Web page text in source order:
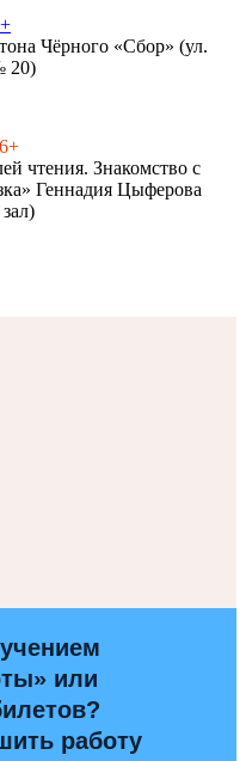
Чёрного «Сбор» (ул.
20)
чтения. Знакомство с
Геннадия Цыферова
или
работу